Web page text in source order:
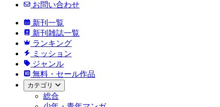
お問い合わせ
新刊一覧
新刊雑誌一覧
ランキング
ミッション
ジャンル
無料・セール作品
カテゴリ
総合